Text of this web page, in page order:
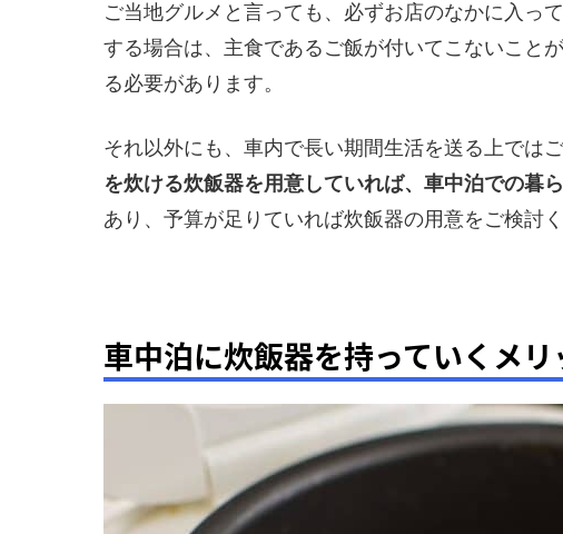
ご当地グルメと言っても、必ずお店のなかに入っ
する場合は、主食であるご飯が付いてこないこと
る必要があります。
それ以外にも、車内で長い期間生活を送る上では
を炊ける炊飯器を用意していれば、車中泊での暮
あり、予算が足りていれば炊飯器の用意をご検討
車中泊に炊飯器を持っていくメ